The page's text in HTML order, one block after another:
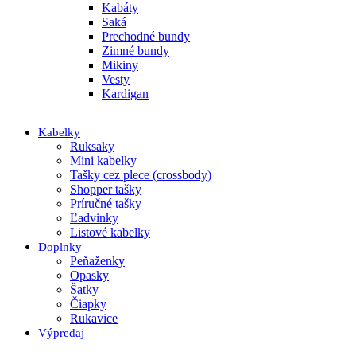
Kabáty
Saká
Prechodné bundy
Zimné bundy
Mikiny
Vesty
Kardigan
Kabelky
Ruksaky
Mini kabelky
Tašky cez plece (crossbody)
Shopper tašky
Príručné tašky
Ľadvinky
Listové kabelky
Doplnky
Peňaženky
Opasky
Šatky
Čiapky
Rukavice
Výpredaj